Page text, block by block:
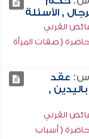
, الأسئلة
القرني
( صفات المرأة
عقد
,
القرني
( أسباب